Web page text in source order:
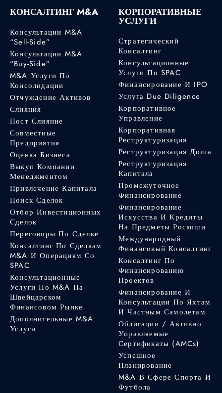
КОНСАЛТИНГ M&A
Консультации M&A
“Sell-Side”
Консультации M&A
“Buy-Side”
M&A Услуги По
Консолидации
Отчуждение Активов
Слияния
Пост Слияние
Совместные
Предприятия
Оценка Бизнеса
Выкуп Компании
Менеджментом
Привлечение Капитала
Поиск Сделок
Отбор Инвестиционных
Сделок
Переговоры По Сделке
Консалтинг По Сделкам
M&A И Операциям Со
SPAC
Консультационные
Услуги По M&A На
Швейцарском
Финансовом Рынке
Дополнительные M&A
Услуги
КОРПОРАТИВНЫЕ
УСЛУГИ
Стратегический
Консалтинг
Консультационные
Услуги По SPAC
Финансирование И IPO
Услуга Due Diligence
Корпоративное
Управление
Корпоративная
Реструктуризация
Реструктуризация Долга
Реструктуризация
Капитала
Промежуточное
Финансирование
Финансирование
Искусства И Кредиты
На Предметы Роскоши
Международный
Финансовый Консалтинг
Консалтинг По
Финансированию
Проектов
Финансирование И
Консультации По Яхтам
И Частным Самолетам
Облигации / Активно
Управляемые
Сертификаты (AMCs)
Успешное
Планирование
M&A В Сфере Спорта И
Футбола